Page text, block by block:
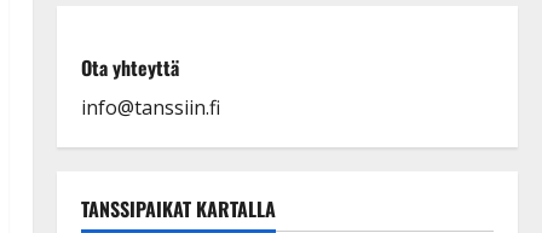
Ota yhteyttä
info@tanssiin.fi
TANSSIPAIKAT KARTALLA